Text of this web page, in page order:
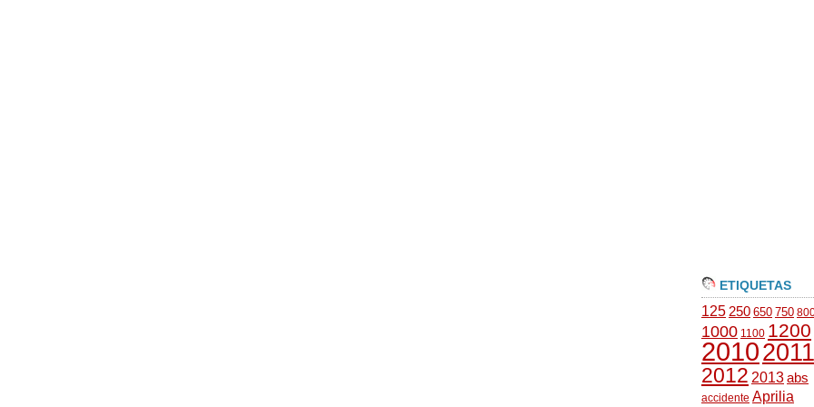
ETIQUETAS
125 250 650 750
1000 1100 1200
20102011
2012 2013abs
accidente Aprilia